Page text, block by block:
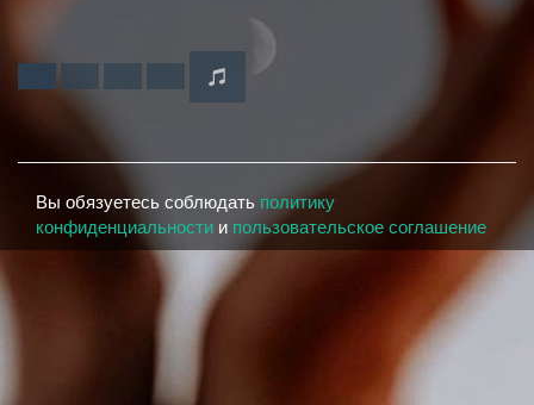
Вы обязуетесь соблюдать политику
конфиденциальности и пользовательское соглашение